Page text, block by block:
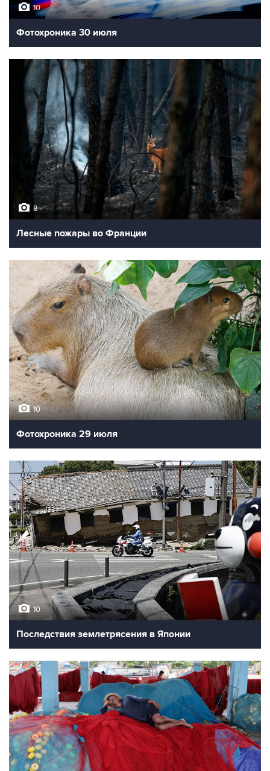
10
Фотохроника 30 июля
8
Лесные пожары во Франции
10
Фотохроника 29 июля
10
Последствия землетрясения в Японии